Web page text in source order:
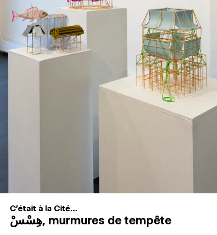
C'était à la Cité...
هِسْسْ, murmures de tempête